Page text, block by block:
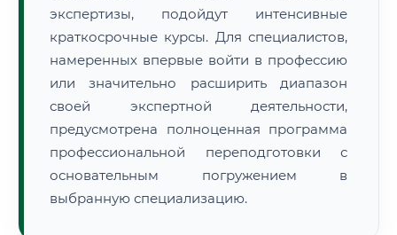
экспертизы, подойдут интенсивные
краткосрочные курсы. Для специалистов,
намеренных впервые войти в профессию
или значительно расширить диапазон
своей экспертной деятельности,
предусмотрена полноценная программа
профессиональной переподготовки с
основательным погружением в
выбранную специализацию.